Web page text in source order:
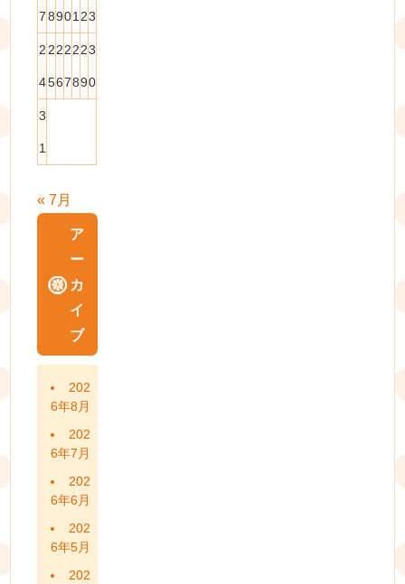
78901 23
2
4
2
5
2
6
2
7
2
8
2
9
3
0
3
1
« 7月
ア
ー
カ
イ
ブ
202
6年8月
202
6年7月
202
6年6月
202
6年5月
202